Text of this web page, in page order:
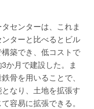
センターは、これま
ターと比べるとビル
築でき、低コストで
か月で建設した。ま
骨を用いることで、
なり、土地を拡張す
容易に拡張できる。